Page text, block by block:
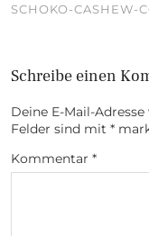
SCHOKO-CASHEW-
Schreibe einen
Deine E-Mail-
Felder sind mit *
Kommentar *